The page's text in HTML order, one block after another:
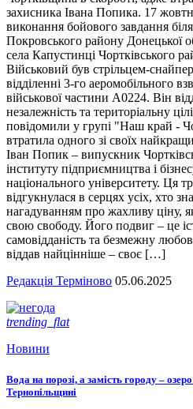
захисника Івана Попика. 17
виконання бойового завдання
Покровського району Донецької
села Капустинці Чортківського
Військовий був стрільцем-
відділенні 3-го аеромобільного
військової частини А0224. Він
незалежність та територіальну
повідомили у групі "Наш край -
втратила одного зі своїх
Іван Попик – випускник
інституту підприємництва і
національного університету. Ця
відгукнулася в серцях усіх, хто
нагадуванням про жахливу ціну,
свою свободу. Його подвиг – це
самовідданість та безмежну
віддав найцінніше – своє […]
Редакція Терміново 05.06.2025
trending_flat
Новини
Вода на порозі, а замість городу –
Тернопільщині